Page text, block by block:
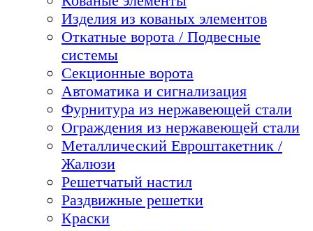
Изделия из кованых элементов
Откатные ворота / Подвесные
системы
Секционные ворота
Автоматика и сигнализация
Фурнитура из нержавеющей стали
Ограждения из нержавеющей стали
Металлический Евроштакетник /
Жалюзи
Решетчатый настил
Раздвижные решетки
Краски